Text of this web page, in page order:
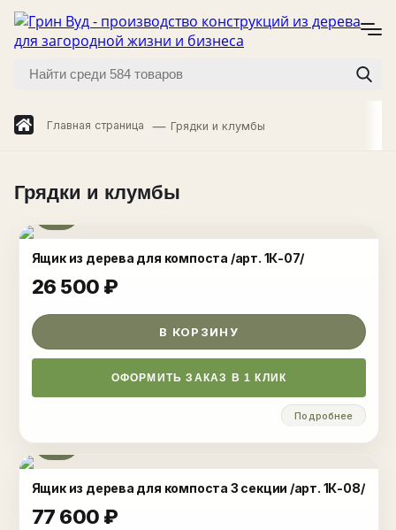
Главная страница Грядки и клумбы
Грядки и клумбы
Ящик из дерева для компоста /арт. 1К-07/
26 500 ₽
В КОРЗИНУ
ОФОРМИТЬ ЗАКАЗ В 1 КЛИК
Подробнее
Ящик из дерева для компоста 3 секции /арт. 1К-08/
77 600 ₽